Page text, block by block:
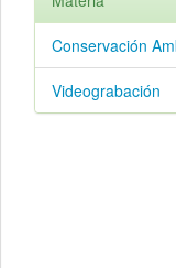
Conservación
Videograbación